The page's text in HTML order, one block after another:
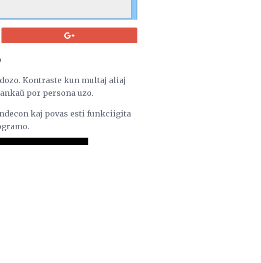
Kontraste kun multaj aliaj
por persona uzo.
kaj povas esti funkciigita